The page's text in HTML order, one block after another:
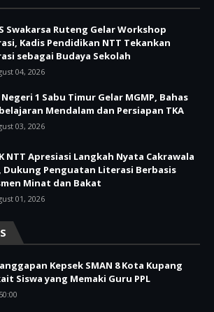
Swakarsa Ruteng Gelar Workshop
Kadis Pendidikan NTT Tekankan
sebagai Budaya Sekolah
04, 2026
Negeri 1 Sabu Timur Gelar MGMP, Bahas
Mendalam dan Persiapan TKA
03, 2026
NTT Apresiasi Langkah Nyata Cakrawala
Dukung Penguatan Literasi Berbasis
Minat dan Bakat
01, 2026
Kepsek SMAN 8 Kota Kupang
Siswa yang Memaki Guru PPL